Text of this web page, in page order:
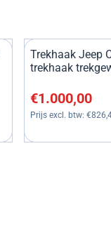
Trekhaak Jeep
trekhaak
Prijs: 1 000,00,
€1.000,00
Prijs excl. btw: